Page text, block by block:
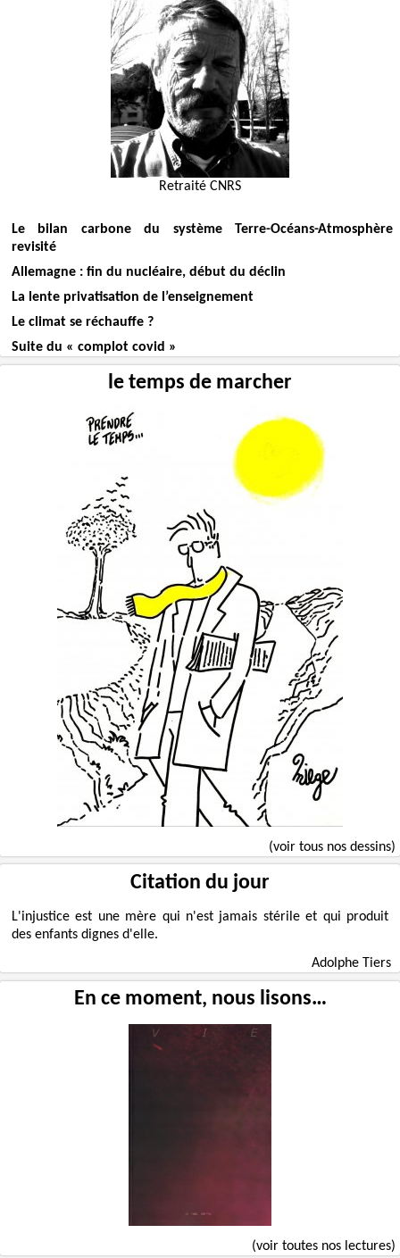
Retraité CNRS
Le bilan carbone du système Terre-Océans-Atmosphère
revisité
Allemagne : fin du nucléaire, début du déclin
La lente privatisation de l’enseignement
Le climat se réchauffe ?
Suite du « complot covid »
le temps de marcher
(voir tous nos dessins)
Citation du jour
L'injustice est une mère qui n'est jamais stérile et qui produit
des enfants dignes d'elle.
Adolphe Tiers
En ce moment, nous lisons…
(voir toutes nos lectures)